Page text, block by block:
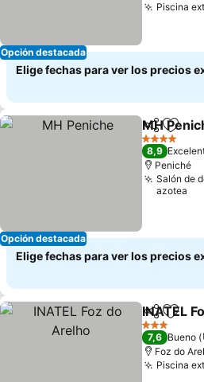
Opción destacada
Piscina
Elige fechas para ver los precios
Opción destacada
Compartir
MH
4 Estrellas
8,9
Peniché
Salón de
azotea
Elige fechas para ver los precios
Compartir
INATEL
3 Estrellas
7,6 Bueno
Foz do
Piscina